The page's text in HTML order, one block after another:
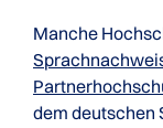
Manche
dem deutschen